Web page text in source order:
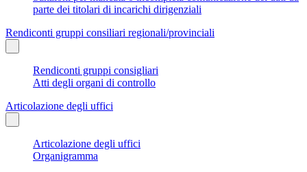
parte dei titolari di incarichi dirigenziali
Rendiconti gruppi consiliari regionali/provinciali
Rendiconti gruppi consigliari
Atti degli organi di controllo
Articolazione degli uffici
Articolazione degli uffici
Organigramma